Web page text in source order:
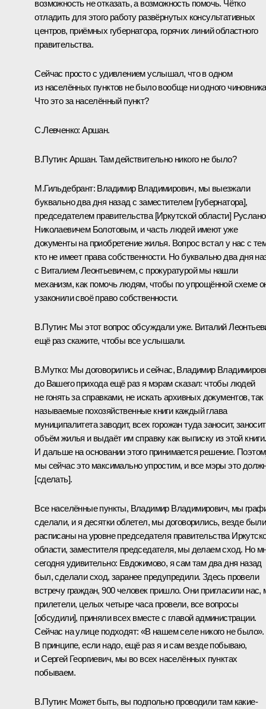
возможность не отказать, а возможность помочь. Чётко
отладить для этого работу развёрнутых консультативных
центров, приёмных губернатора, горячих линий областного
правительства.
Сейчас просто с удивлением услышал, что в одном
из населённых пунктов не было вообще ни одного
Что это за населённый пункт?
С.Левченко: Аршан.
В.Путин: Аршан. Там действительно никого не было?
М.Гильдебрант: Владимир Владимирович, мы выезжали
буквально два дня назад с заместителем [губернатора],
председателем правительства [Иркутской области]
Николаевичем Болотовым, и часть людей имеют уже
документы на приобретение жилья. Вопрос встал у нас с
кто не имеет права собственности. Но буквально два дня
с Виталием Леонтьевичем, с прокуратурой мы нашли
механизм, как помочь людям, чтобы по упрощённой схеме
узаконили своё право собственности.
В.Путин: Мы этот вопрос обсуждали уже. Виталий
ещё раз скажите, чтобы все услышали.
В.Мутко: Мы договорились и сейчас, Владимир
до Вашего прихода ещё раз я мэрам сказал: чтобы людей
не гонять за справками, не искать архивных документов, так
называемые похозяйственные книги каждый глава
муниципалитета заводит, всех горожан туда заносит, заносит
объём жилья и выдаёт им справку как выписку из этой книги.
И дальше на основании этого принимается решение.
мы сейчас это максимально упростим, и все мэры это
[сделать].
Все населённые пункты, Владимир Владимирович, мы
сделали, и я десятки облетел, мы договорились, везде были
расписаны на уровне председателя правительства
области, заместителя председателя, мы делаем сход. Но
сегодня удивительно: Евдокимово, я сам там два дня назад
был, сделали сход, заранее предупредили. Здесь провели
встречу граждан, 900 человек пришло. Они пригласили нас,
прилетели, целых четыре часа провели, все вопросы
[обсудили], приняли всех вместе с главой администрации.
Сейчас на улице подходят: «В нашем селе никого не было».
В принципе, если надо, ещё раз я и сам везде побываю,
и Сергей Георгиевич, мы во всех населённых пунктах
побываем.
В.Путин: Может быть, вы подпольно проводили там какие-